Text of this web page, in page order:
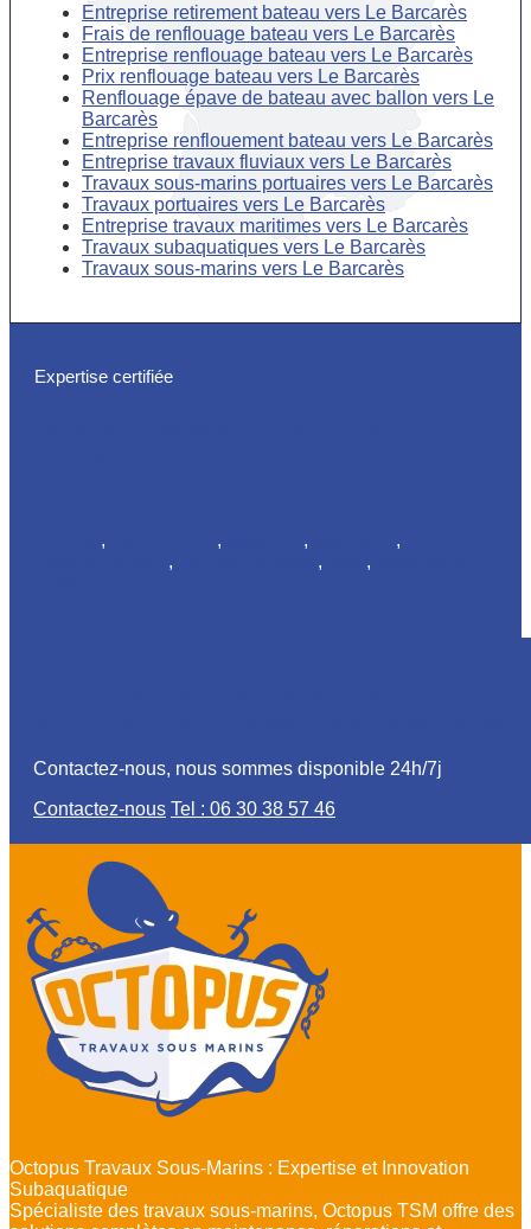
Entreprise retirement bateau vers Le Barcarès
Frais de renflouage bateau vers Le Barcarès
Entreprise renflouage bateau vers Le Barcarès
Prix renflouage bateau vers Le Barcarès
Renflouage épave de bateau avec ballon vers Le
Barcarès
Entreprise renflouement bateau vers Le Barcarès
Entreprise travaux fluviaux vers Le Barcarès
Travaux sous-marins portuaires vers Le Barcarès
Travaux portuaires vers Le Barcarès
Entreprise travaux maritimes vers Le Barcarès
Travaux subaquatiques vers Le Barcarès
Travaux sous-marins vers Le Barcarès
Expertise certifiée
, , , ,
, , ,
Contactez-nous, nous sommes disponible 24h/7j
Contactez-nous Tel : 06 30 38 57 46
Octopus Travaux Sous-Marins : Expertise et Innovation
Subaquatique
Spécialiste des travaux sous-marins, Octopus TSM offre des